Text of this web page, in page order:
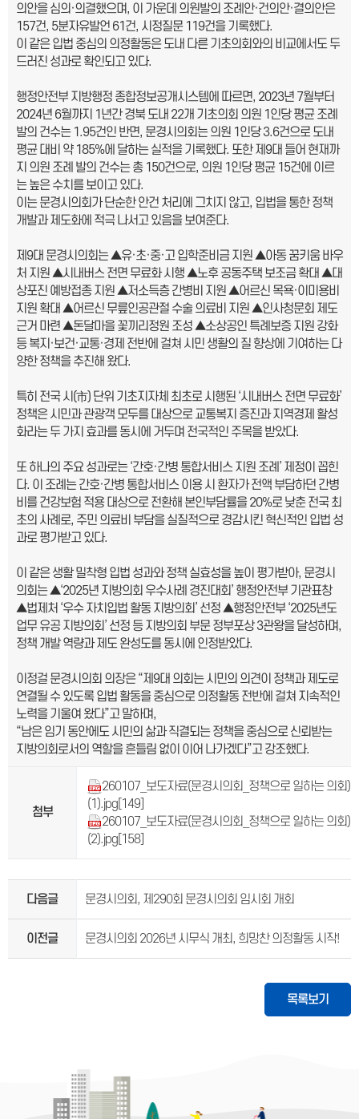
의안을 심의·의결했으며, 이 가운데 의원발의 조례안·건의안·결의안은
157건, 5분자유발언 61건, 시정질문 119건을 기록했다.
이 같은 입법 중심의 의정활동은 도내 다른 기초의회와의 비교에서도 두
드러진 성과로 확인되고 있다.
행정안전부 지방행정 종합정보공개시스템에 따르면, 2023년 7월부터
2024년 6월까지 1년간 경북 도내 22개 기초의회 의원 1인당 평균 조례
발의 건수는 1.95건인 반면, 문경시의회는 의원 1인당 3.6건으로 도내
평균 대비 약 185%에 달하는 실적을 기록했다. 또한 제9대 들어 현재까
지 의원 조례 발의 건수는 총 150건으로, 의원 1인당 평균 15건에 이르
는 높은 수치를 보이고 있다.
이는 문경시의회가 단순한 안건 처리에 그치지 않고, 입법을 통한 정책
개발과 제도화에 적극 나서고 있음을 보여준다.
제9대 문경시의회는 ▲유·초·중·고 입학준비금 지원 ▲아동 꿈키움 바우
처 지원 ▲시내버스 전면 무료화 시행 ▲노후 공동주택 보조금 확대 ▲대
상포진 예방접종 지원 ▲저소득층 간병비 지원 ▲어르신 목욕·이미용비
지원 확대 ▲어르신 무릎인공관절 수술 의료비 지원 ▲인사청문회 제도
근거 마련 ▲돈달마을 꽃끼리정원 조성 ▲소상공인 특례보증 지원 강화
등 복지·보건·교통·경제 전반에 걸쳐 시민 생활의 질 향상에 기여하는 다
양한 정책을 추진해 왔다.
특히 전국 시(市) 단위 기초지자체 최초로 시행된 ‘시내버스 전면 무료화’
정책은 시민과 관광객 모두를 대상으로 교통복지 증진과 지역경제 활성
화라는 두 가지 효과를 동시에 거두며 전국적인 주목을 받았다.
또 하나의 주요 성과로는 ‘간호·간병 통합서비스 지원 조례’ 제정이 꼽힌
다. 이 조례는 간호·간병 통합서비스 이용 시 환자가 전액 부담하던 간병
비를 건강보험 적용 대상으로 전환해 본인부담률을 20%로 낮춘 전국 최
초의 사례로, 주민 의료비 부담을 실질적으로 경감시킨 혁신적인 입법 성
과로 평가받고 있다.
이 같은 생활 밀착형 입법 성과와 정책 실효성을 높이 평가받아, 문경시
의회는 ▲‘2025년 지방의회 우수사례 경진대회’ 행정안전부 기관표창
▲법제처 ‘우수 자치입법 활동 지방의회’ 선정 ▲행정안전부 ‘2025년도
업무 유공 지방의회’ 선정 등 지방의회 부문 정부포상 3관왕을 달성하며,
정책 개발 역량과 제도 완성도를 동시에 인정받았다.
이정걸 문경시의회 의장은 “제9대 의회는 시민의 의견이 정책과 제도로
연결될 수 있도록 입법 활동을 중심으로 의정활동 전반에 걸쳐 지속적인
노력을 기울여 왔다”고 말하며,
“남은 임기 동안에도 시민의 삶과 직결되는 정책을 중심으로 신뢰받는
지방의회로서의 역할을 흔들림 없이 이어 나가겠다”고 강조했다.
첨부
260107_보도자료(문경시의회_정책으로 일하는 의회)
(1).jpg [149]
260107_보도자료(문경시의회_정책으로 일하는 의회)
(2).jpg [158]
다음글 문경시의회, 제290회 문경시의회 임시회 개회
이전글 문경시의회 2026년 시무식 개최, 희망찬 의정활동 시작!
목록보기